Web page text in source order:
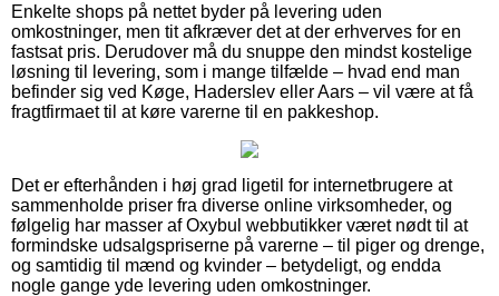
Enkelte shops på nettet byder på levering uden
omkostninger, men tit afkræver det at der erhverves for en
fastsat pris. Derudover må du snuppe den mindst kostelige
løsning til levering, som i mange tilfælde – hvad end man
befinder sig ved Køge, Haderslev eller Aars – vil være at få
fragtfirmaet til at køre varerne til en pakkeshop.
Det er efterhånden i høj grad ligetil for internetbrugere at
sammenholde priser fra diverse online virksomheder, og
følgelig har masser af Oxybul webbutikker været nødt til at
formindske udsalgspriserne på varerne – til piger og drenge,
og samtidig til mænd og kvinder – betydeligt, og endda
nogle gange yde levering uden omkostninger.